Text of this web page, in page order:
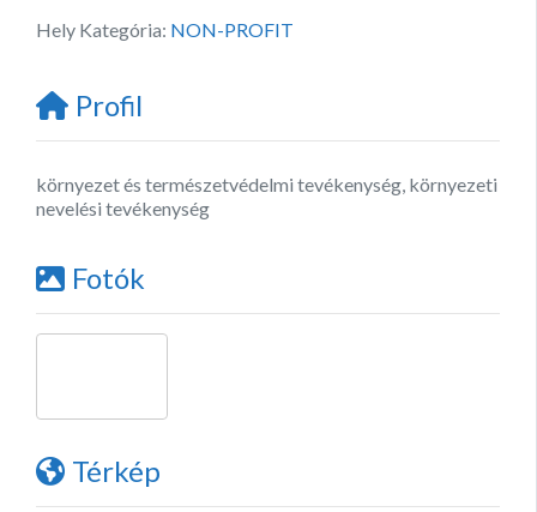
Hely Kategória: NON-PROFIT
Profil
környezet és természetvédelmi tevékenység, környezeti
nevelési tevékenység
Fotók
Térkép